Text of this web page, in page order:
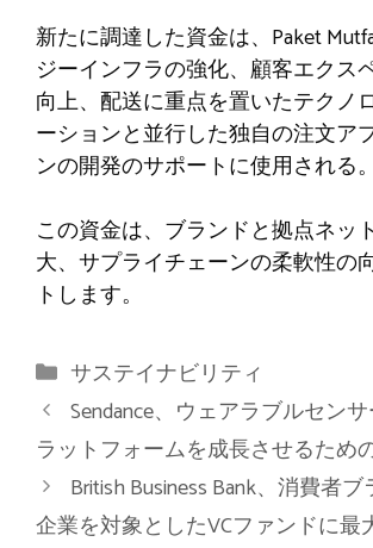
新たに調達した資金は、Paket
ジーインフラの強化、顧客エクス
向上、配送に重点を置いたテクノ
ーションと並行した独自の注文ア
ンの開発のサポートに使用される。
この資金は、ブランドと拠点ネッ
大、サプライチェーンの柔軟性の
トします。
カ
テ
ゴ
リ
ー
サステイナビリティ
Sendance、ウェアラブルセン
ラットフォームを成長させるため
British Business Bank、消費者
企業を対象としたVCファンドに最